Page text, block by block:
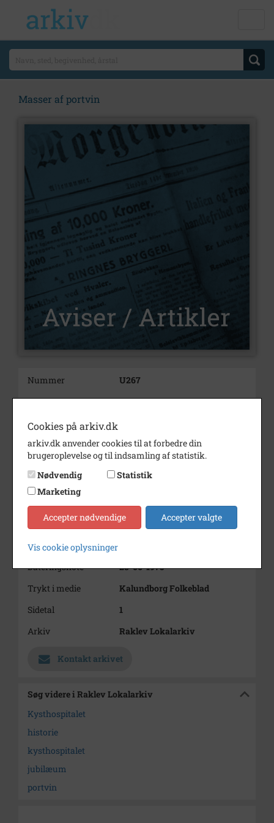
Masser af portvin
Nummer
U267
Type
Aviser og artikler
Illustrationer
Forfatter(e)
Sonja Husted Rasmussen
patienterne på Kysthospitalet
Bemærkning
reportage: "Kysthospitalet
gennem 100 år"
Årstal
Dateringsnote
28-06-1975
Trykt i medie
Kalundborg Folkeblad
Sidetal
1
Arkiv
Raklev Lokalarkiv
Kontakt arkivet
Søg videre i Raklev Lokalarkiv
Kysthospitalet
historie
kysthospitalet
jubilæum
portvin
Cookies på arkiv.dk
arkiv.dk anvender cookies til at forbedre din
brugeroplevelse og til indsamling af statistik.
Nødvendig
Statistik
Marketing
Accepter nødvendige Accepter valgte
Vis cookie oplysninger